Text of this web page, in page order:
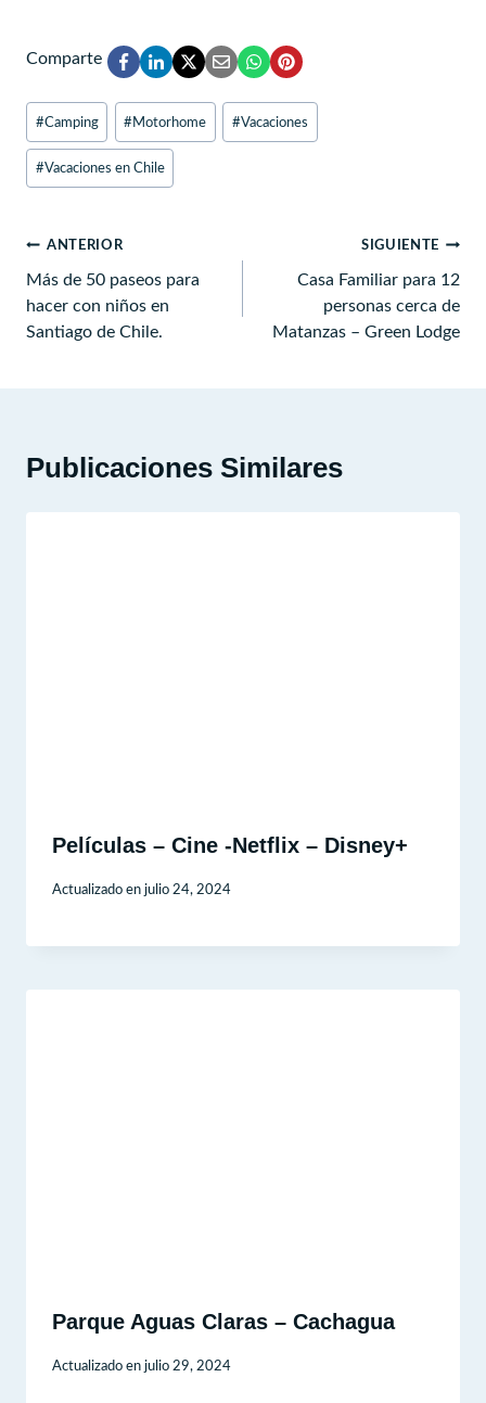
Comparte
Etiquetas
entrada:
#Camping #Motorhome #Vacaciones
#Vacaciones en Chile
Navegación
de
entradas
ANTERIOR
Más de 50 paseos para
hacer con niños en
Santiago de Chile.
SIGUIENTE
Casa Familiar para 12
personas cerca de
Matanzas – Green Lodge
Publicaciones Similares
Películas – Cine -Netflix – Disney+
Actualizado en julio 24, 2024
Parque Aguas Claras – Cachagua
Actualizado en julio 29, 2024